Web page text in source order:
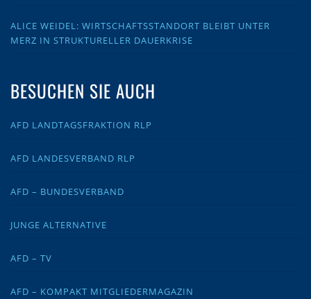
ALICE WEIDEL: WIRTSCHAFTSSTANDORT BLEIBT UNTER
MERZ IN STRUKTURELLER DAUERKRISE
BESUCHEN SIE AUCH
AFD LANDTAGSFRAKTION RLP
AFD LANDESVERBAND RLP
AFD – BUNDESVERBAND
JUNGE ALTERNATIVE
AFD – TV
AFD – KOMPAKT MITGLIEDERMAGAZIN